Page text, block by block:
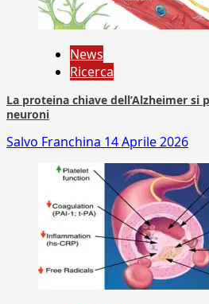
News
Ricerca
La proteina chiave dell’Alzheimer si
neuroni
Salvo Franchina 14 Aprile 2026